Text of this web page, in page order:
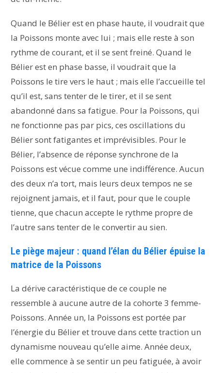
Quand le Bélier est en phase haute, il voudrait que
la Poissons monte avec lui ; mais elle reste à son
rythme de courant, et il se sent freiné. Quand le
Bélier est en phase basse, il voudrait que la
Poissons le tire vers le haut ; mais elle l’accueille tel
qu’il est, sans tenter de le tirer, et il se sent
abandonné dans sa fatigue. Pour la Poissons, qui
ne fonctionne pas par pics, ces oscillations du
Bélier sont fatigantes et imprévisibles. Pour le
Bélier, l’absence de réponse synchrone de la
Poissons est vécue comme une indifférence. Aucun
des deux n’a tort, mais leurs deux tempos ne se
rejoignent jamais, et il faut, pour que le couple
tienne, que chacun accepte le rythme propre de
l’autre sans tenter de le convertir au sien.
Le piège majeur : quand l’élan du Bélier épuise la
matrice de la Poissons
La dérive caractéristique de ce couple ne
ressemble à aucune autre de la cohorte 3 femme-
Poissons. Année un, la Poissons est portée par
l’énergie du Bélier et trouve dans cette traction un
dynamisme nouveau qu’elle aime. Année deux,
elle commence à se sentir un peu fatiguée, à avoir